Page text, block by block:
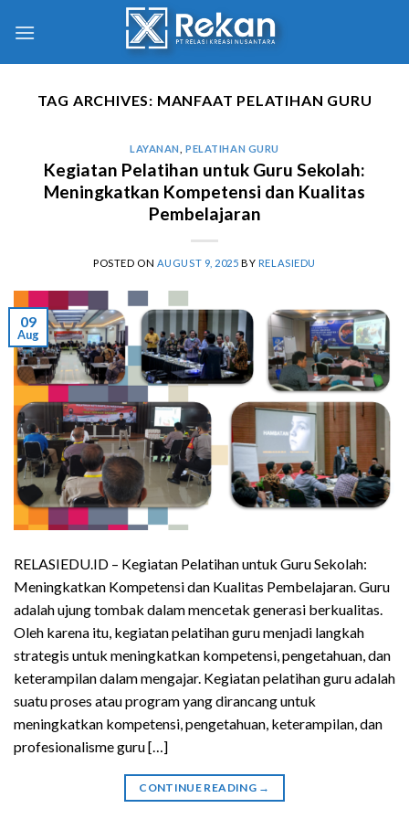
TAG ARCHIVES: MANFAAT PELATIHAN GURU
LAYANAN ,PELATIHAN GURU
Kegiatan Pelatihan untuk Guru Sekolah:
Meningkatkan Kompetensi dan Kualitas
Pembelajaran
POSTED ON AUGUST 9, 2025 BY RELASIEDU
09
Aug
RELASIEDU.ID – Kegiatan Pelatihan untuk Guru Sekolah:
Meningkatkan Kompetensi dan Kualitas Pembelajaran. Guru
adalah ujung tombak dalam mencetak generasi berkualitas.
Oleh karena itu, kegiatan pelatihan guru menjadi langkah
strategis untuk meningkatkan kompetensi, pengetahuan, dan
keterampilan dalam mengajar. Kegiatan pelatihan guru adalah
suatu proses atau program yang dirancang untuk
meningkatkan kompetensi, pengetahuan, keterampilan, dan
profesionalisme guru […]
CONTINUE READING →